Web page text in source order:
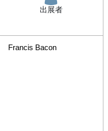
出展者
Francis Bacon